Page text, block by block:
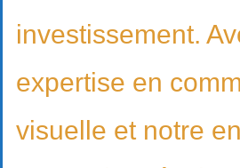
investissement.
expertise en
visuelle et notre